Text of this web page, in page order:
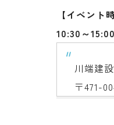
【イベント
10:30～15:00
川端建設
〒471-